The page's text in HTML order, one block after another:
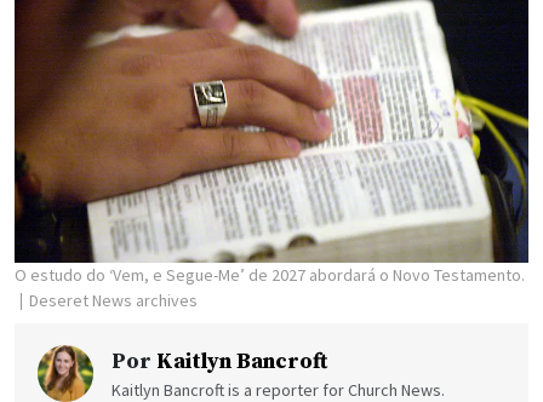
O estudo do ‘Vem, e Segue-Me’ de 2027 abordará o Novo Testamento.
Deseret News archives
Por Kaitlyn Bancroft
Kaitlyn Bancroft is a reporter for Church News.